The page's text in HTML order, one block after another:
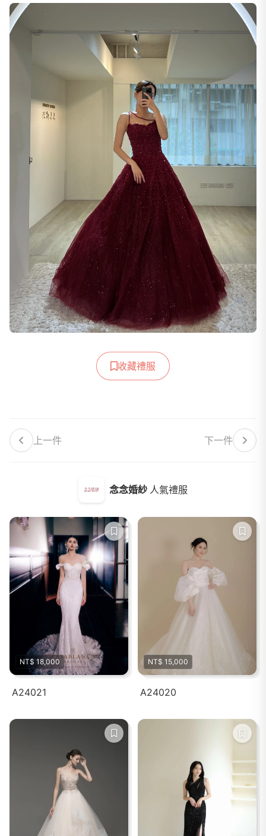
收藏禮服
上一件 下一件
念念婚紗 人氣禮服
NT$ 18,000
A24021
NT$ 15,000
A24020